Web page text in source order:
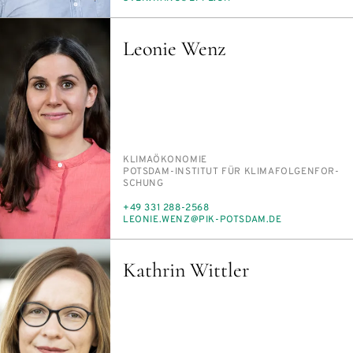
Leonie Wenz
PERSON_RESEARCH_SUBJECT
KLI­MA­ÖKO­NO­MIE
INSTITUTION
POTS­DAM-IN­STI­TUT FÜR KLI­MA­FOL­GEN­FOR­
SCHUNG
TELEFON
+49 331 288-2568
E-
LEO­NIE.WENZ@PIK-POTS­DAM.DE
Kathrin Wittler